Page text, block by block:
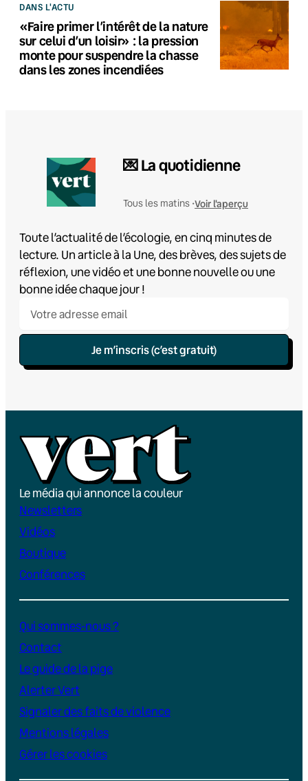
DANS L'ACTU
«Faire primer l’intérêt de la nature
sur celui d’un loisir» : la pression
monte pour suspendre la chasse
dans les zones incendiées
💌 La quotidienne
Tous les matins •Voir l'aperçu
Toute l’actualité de l’écologie, en cinq minutes de
lecture. Un article à la Une, des brèves, des sujets de
réflexion, une vidéo et une bonne nouvelle ou une
bonne idée chaque jour !
Je m’inscris (c’est gratuit)
Le média qui annonce la couleur
Newsletters
Vidéos
Boutique
Conférences
Qui sommes-nous ?
Contact
Le guide de la pige
Alerter Vert
Signaler des faits de violence
Mentions légales
Gérer les cookies